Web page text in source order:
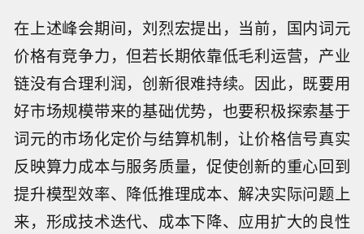
在上述峰会期间，刘烈宏提出，当前，国内词元
价格有竞争力，但若长期依靠低毛利运营，产业
链没有合理利润，创新很难持续。因此，既要用
好市场规模带来的基础优势，也要积极探索基于
词元的市场化定价与结算机制，让价格信号真实
反映算力成本与服务质量，促使创新的重心回到
提升模型效率、降低推理成本、解决实际问题上
来，形成技术迭代、成本下降、应用扩大的良性